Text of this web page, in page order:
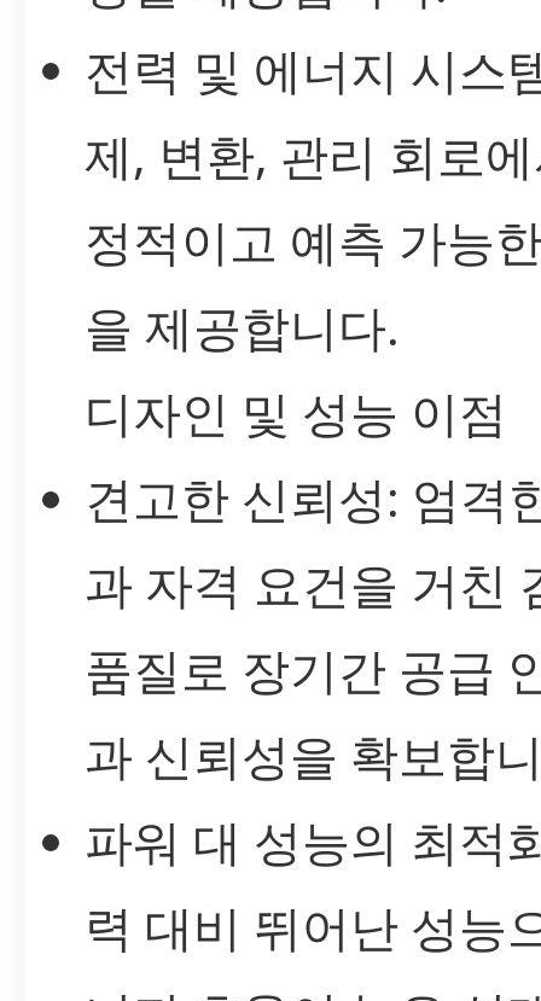
전력 및 에너지 시스
제, 변환, 관리 회로
정적이고 예측 가능
을 제공합니다.
디자인 및 성능 이점
견고한 신뢰성: 엄격
과 자격 요건을 거친
품질로 장기간 공급
과 신뢰성을 확보합
파워 대 성능의 최적
력 대비 뛰어난 성능